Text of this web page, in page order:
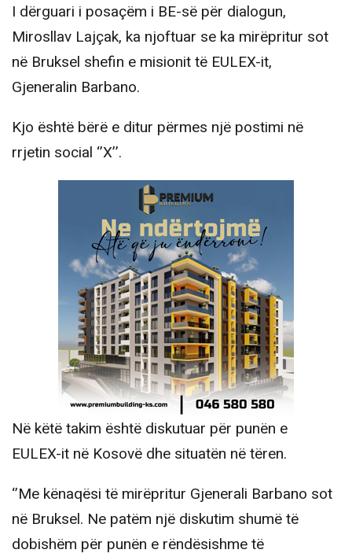
I dërguari i posaçëm i BE-së për dialogun,
Mirosllav Lajçak, ka njoftuar se ka mirëpritur sot
në Bruksel shefin e misionit të EULEX-it,
Gjeneralin Barbano.
Kjo është bërë e ditur përmes një postimi në
rrjetin social ‘’X’’.
Në këtë takim është diskutuar për punën e
EULEX-it në Kosovë dhe situatën në tëren.
‘’Me kënaqësi të mirëpritur Gjenerali Barbano sot
në Bruksel. Ne patëm një diskutim shumë të
dobishëm për punën e rëndësishme të